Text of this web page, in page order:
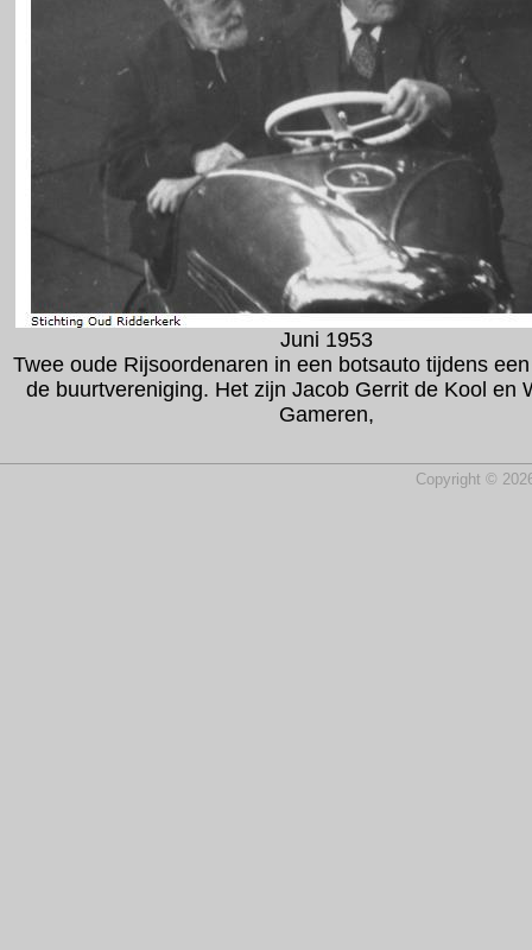
Juni 1953
Twee oude Rijsoordenaren in een botsauto tijdens
de buurtvereniging. Het zijn Jacob Gerrit de Kool en
Gameren,
Copyright ©